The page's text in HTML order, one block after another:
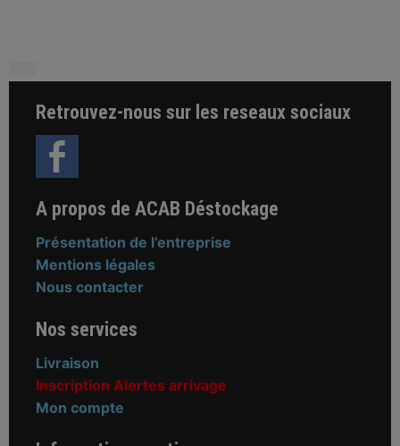
Retrouvez-nous sur les reseaux sociaux
A propos de ACAB Déstockage
Présentation de l’entreprise
Mentions légales
Nous contacter
Nos services
Livraison
Inscription Alertes arrivage
Mon compte